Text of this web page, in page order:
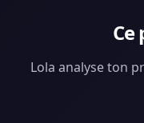
Lola analyse ton